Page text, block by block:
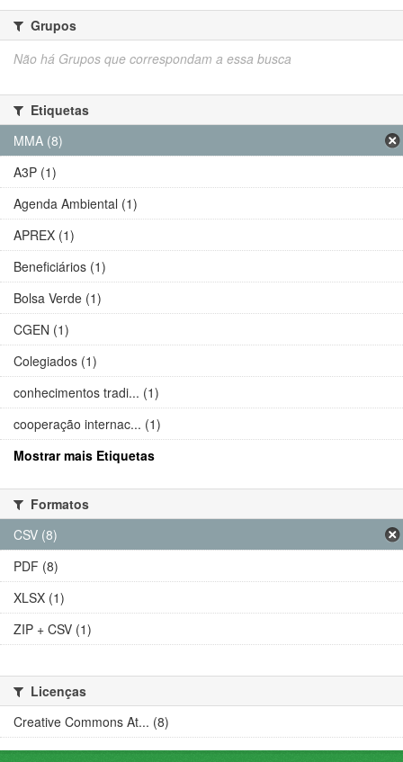
Grupos
Não há Grupos que correspondam a essa busca
Etiquetas
MMA (8)
A3P (1)
Agenda Ambiental (1)
APREX (1)
Beneficiários (1)
Bolsa Verde (1)
CGEN (1)
Colegiados (1)
conhecimentos tradi... (1)
cooperação internac... (1)
Mostrar mais Etiquetas
Formatos
CSV (8)
PDF (8)
XLSX (1)
ZIP + CSV (1)
Licenças
Creative Commons At... (8)